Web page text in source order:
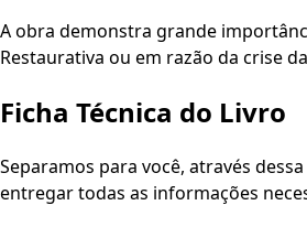
A obra demonstra grande
Restaurativa ou em razão da crise
Ficha Técnica do Livro
Separamos para você, através
entregar todas as informações